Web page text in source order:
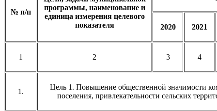
№ п/п
программы, наименование и
единица измерения целевого
показателя
2020 2021
1 2 3 4
1.
Цель 1. Повышение общественной значимости
поселения, привлекательности сельских